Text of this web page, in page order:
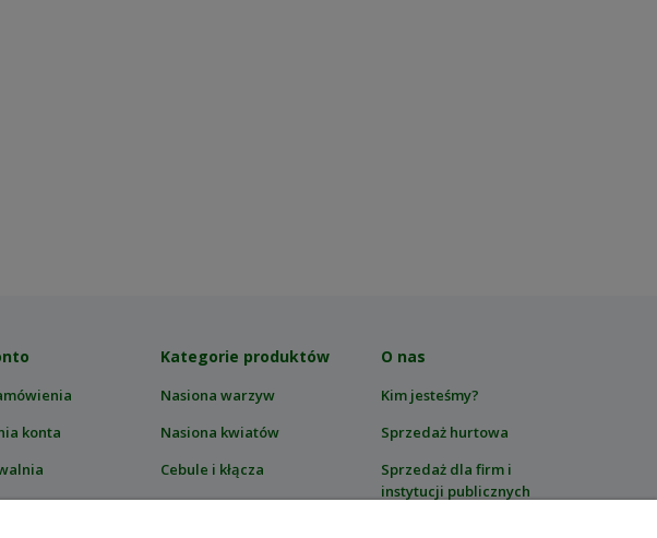
konta
Kategorie produktów
Nasiona warzyw
Nasiona kwiatów
Cebule i kłącza
Trawy i mieszanki
O nas
Kim jesteśmy?
Sprzedaż hurtowa
Sprzedaż dla firm i
instytucji publicznych